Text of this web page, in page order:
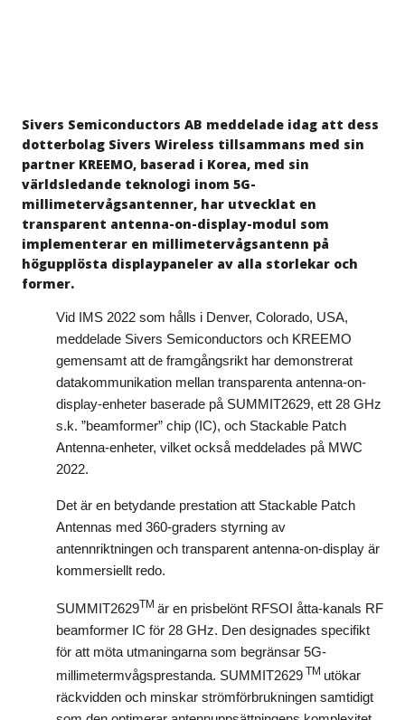
Sivers Semiconductors AB meddelade idag att dess
dotterbolag Sivers Wireless tillsammans med sin
partner KREEMO, baserad i Korea, med sin
världsledande teknologi inom 5G-
millimetervågsantenner, har utvecklat en
transparent antenna-on-display-modul som
implementerar en millimetervågsantenn på
högupplösta displaypaneler av alla storlekar och
former.
Vid IMS 2022 som hålls i Denver, Colorado, USA,
meddelade Sivers Semiconductors och KREEMO
gemensamt att de framgångsrikt har demonstrerat
datakommunikation mellan transparenta antenna-on-
display-enheter baserade på SUMMIT2629, ett 28 GHz
s.k. ”beamformer” chip (IC), och Stackable Patch
Antenna-enheter, vilket också meddelades på MWC
2022.
Det är en betydande prestation att Stackable Patch
Antennas med 360-graders styrning av
antennriktningen och transparent antenna-on-display är
kommersiellt redo.
SUMMIT2629TM är en prisbelönt RFSOI åtta-kanals RF
beamformer IC för 28 GHz. Den designades specifikt
för att möta utmaningarna som begränsar 5G-
millimetermvågsprestanda. SUMMIT2629 TM utökar
räckvidden och minskar strömförbrukningen samtidigt